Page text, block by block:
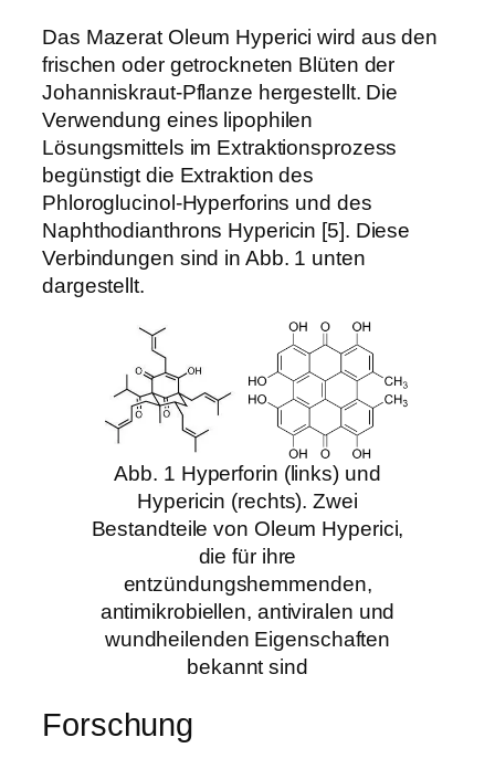
Das Mazerat Oleum Hyperici wird aus den
frischen oder getrockneten Blüten der
Johanniskraut-Pflanze hergestellt. Die
Verwendung eines lipophilen
Lösungsmittels im Extraktionsprozess
begünstigt die Extraktion des
Phloroglucinol-Hyperforins und des
Naphthodianthrons Hypericin [5]. Diese
Verbindungen sind in Abb. 1 unten
dargestellt.
Abb. 1 Hyperforin (links) und
Hypericin (rechts). Zwei
Bestandteile von Oleum Hyperici,
die für ihre
entzündungshemmenden,
antimikrobiellen, antiviralen und
wundheilenden Eigenschaften
bekannt sind
Forschung